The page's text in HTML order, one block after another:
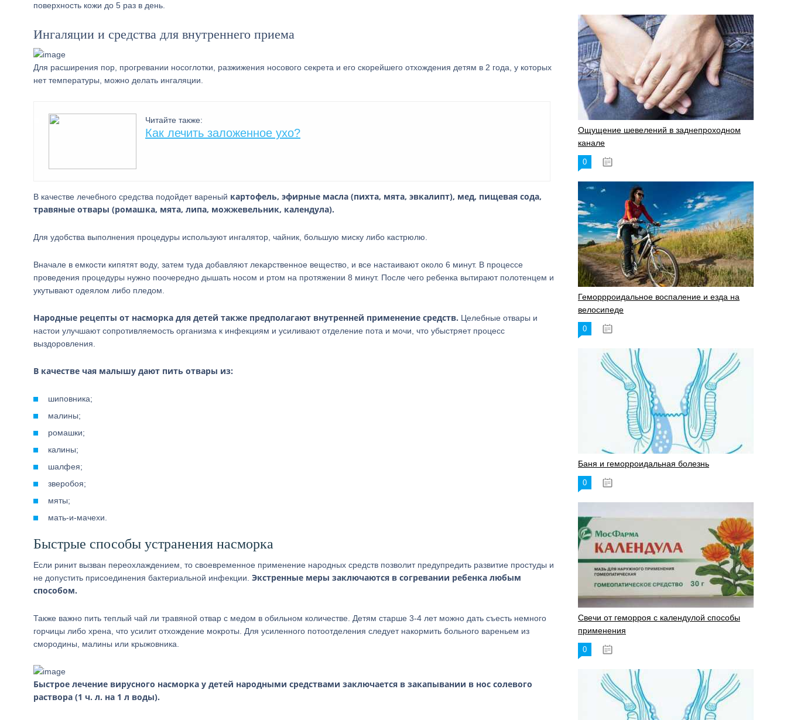
поверхность кожи до 5 раз в день.
Ингаляции и средства для внутреннего приема
Для расширения пор, прогревании носоглотки, разжижения носового секрета и его скорейшего отхождения детям в 2 года, у которых
нет температуры, можно делать ингаляции.
Читайте также:
Как лечить заложенное ухо?
В качестве лечебного средства подойдет вареный картофель, эфирные масла (пихта, мята, эвкалипт), мед, пищевая сода,
травяные отвары (ромашка, мята, липа, можжевельник, календула).
Для удобства выполнения процедуры используют ингалятор, чайник, большую миску либо кастрюлю.
Вначале в емкости кипятят воду, затем туда добавляют лекарственное вещество, и все настаивают около 6 минут. В процессе
проведения процедуры нужно поочередно дышать носом и ртом на протяжении 8 минут. После чего ребенка вытирают полотенцем и
укутывают одеялом либо пледом.
Народные рецепты от насморка для детей также предполагают внутренней применение средств. Целебные отвары и
настои улучшают сопротивляемость организма к инфекциям и усиливают отделение пота и мочи, что убыстряет процесс
выздоровления.
В качестве чая малышу дают пить отвары из:
шиповника;
малины;
ромашки;
калины;
шалфея;
зверобоя;
мяты;
мать-и-мачехи.
Быстрые способы устранения насморка
Если ринит вызван переохлаждением, то своевременное применение народных средств позволит предупредить развитие простуды и
не допустить присоединения бактериальной инфекции. Экстренные меры заключаются в согревании ребенка любым
способом.
Также важно пить теплый чай ли травяной отвар с медом в обильном количестве. Детям старше 3-4 лет можно дать съесть немного
горчицы либо хрена, что усилит отхождение мокроты. Для усиленного потоотделения следует накормить больного вареньем из
смородины, малины или крыжовника.
Быстрое лечение вирусного насморка у детей народными средствами заключается в закапывании в нос солевого
раствора (1 ч. л. на 1 л воды).
Ощущение шевелений в заднепроходном
канале
0
Геморрроидальное воспаление и езда на
велосипеде
0
Баня и геморроидальная болезнь
0
Свечи от геморроя с календулой способы
применения
0